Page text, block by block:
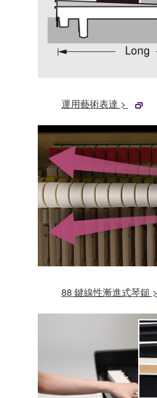
運用藝術表達 >
88 鍵線性漸進式琴鎚 >